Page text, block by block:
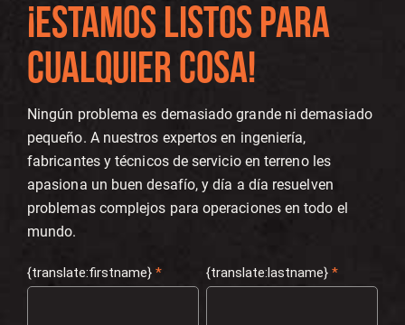
¡ESTAMOS LISTOS PARA
CUALQUIER COSA!
Ningún problema es demasiado grande ni demasiado
pequeño. A nuestros expertos en ingeniería,
fabricantes y técnicos de servicio en terreno les
apasiona un buen desafío, y día a día resuelven
problemas complejos para operaciones en todo el
mundo.